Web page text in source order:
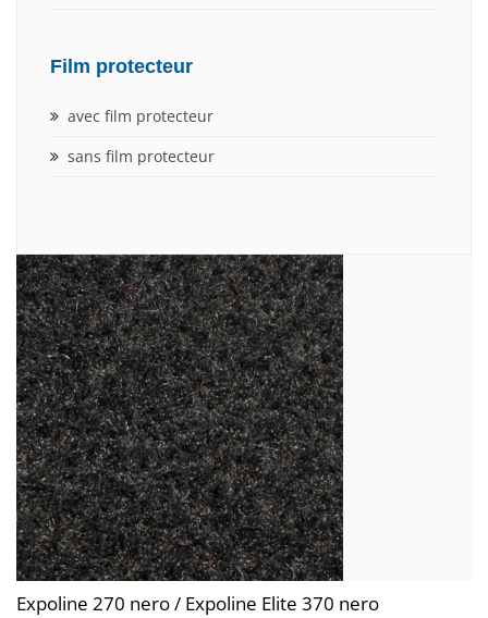
Film protecteur
avec film protecteur
sans film protecteur
Expoline 270 nero / Expoline Elite 370 nero